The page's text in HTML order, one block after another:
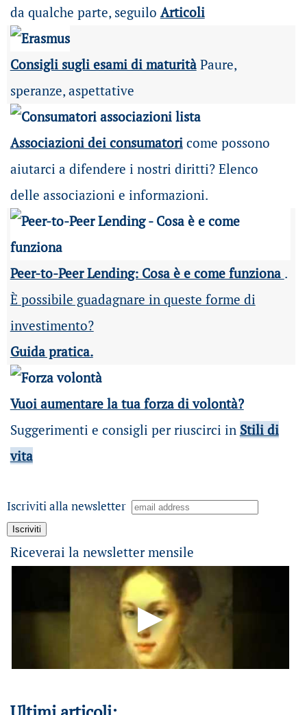
da qualche parte, seguilo Articoli
Consigli sugli esami di maturità Paure,
speranze, aspettative
Associazioni dei consumatoricome possono
aiutarci a difendere i nostri diritti? Elenco
delle associazioni e informazioni.
Peer-to-Peer Lending: Cosa è e come funziona .
È possibile guadagnare in queste forme di
investimento?
Guida pratica.
Vuoi aumentare la tua forza di volontà?
Suggerimenti e consigli per riuscirci in Stili di
vita
Iscriviti alla newsletter
Riceverai la newsletter mensile